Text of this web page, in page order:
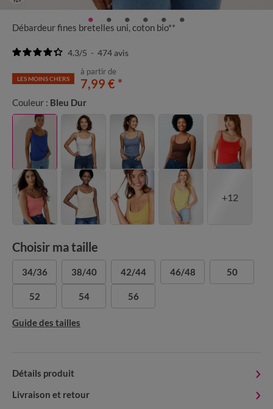
Débardeur fines bretelles uni, coton bio**
4.3/5 - 474avis
à partir de
7,99 € *
LES MOINS CHERS
Couleur : Bleu Dur
+12
Choisir ma taille
34/36 38/40 42/44 46/48 50
52 54 56
Guide des tailles
Détails produit
Livraison et retour